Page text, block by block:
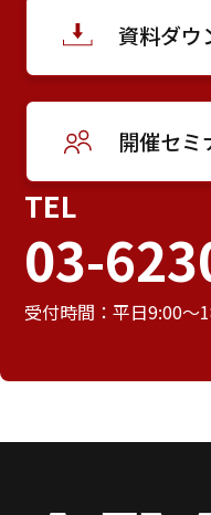
資料ダウ
開催セミ
TEL
03-
受付時間：平日9:00～